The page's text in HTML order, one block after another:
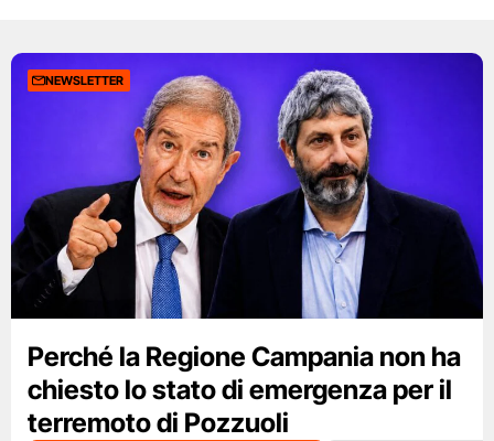
NEWSLETTER
Perché la Regione Campania non ha
chiesto lo stato di emergenza per il
terremoto di Pozzuoli